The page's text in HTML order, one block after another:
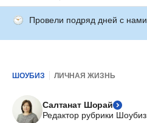
Провели подряд дней с нами
ШОУБИЗ ЛИЧНАЯ ЖИЗНЬ
Салтанат Шорай
Редактор рубрики Шоубиз